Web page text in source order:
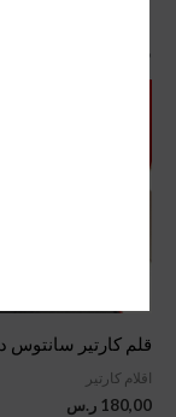
منتجات ذات صلة
قلم كارتير سانتوس
اقلام كارتير
180,00 ر.س